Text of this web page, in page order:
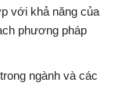
với khả năng của
phương pháp
ngành và các